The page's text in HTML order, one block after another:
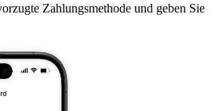
Zahlungsmethode und geben Sie